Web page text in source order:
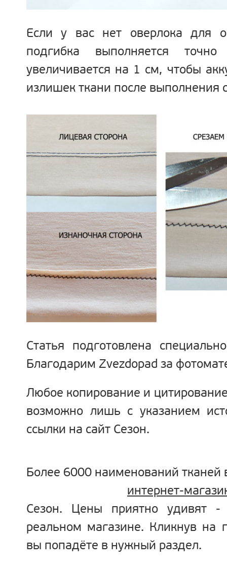
Если у вас нет оверлока для
подгибка выполняется
увеличивается на 1 см, чтобы
излишек ткани после выполнения
Статья подготовлена
Благодарим Zvezdopad за
Любое копирование и
возможно лишь с указанием
ссылки на сайт Сезон.
Более 6000 наименований тканей
интернет-
Сезон. Цены приятно удивят
реальном магазине. Кликнув на
вы попадёте в нужный раздел.